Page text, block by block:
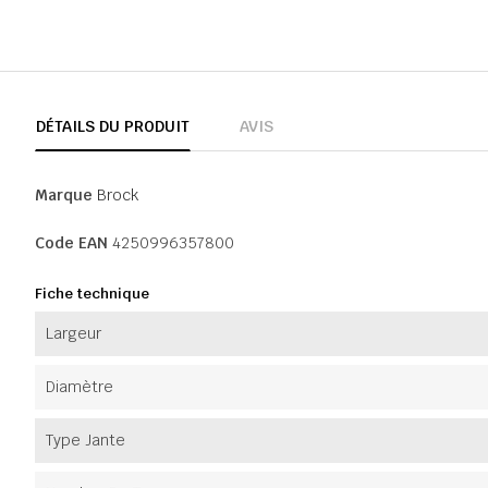
DÉTAILS DU PRODUIT AVIS
Marque Brock
Code EAN 4250996357800
Fiche technique
Largeur
Diamètre
Type Jante